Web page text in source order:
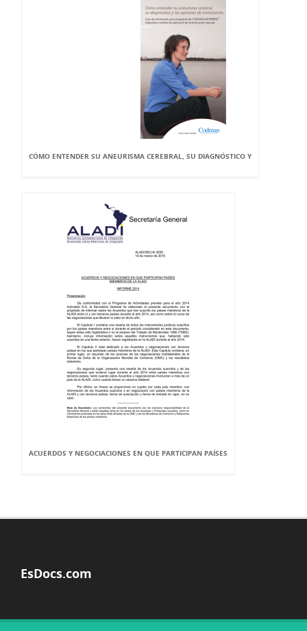
CÓMO ENTENDER SU ANEURISMA CEREBRAL, SU DIAGNÓSTICO Y
ACUERDOS Y NEGOCIACIONES EN QUE PARTICIPAN PAÍSES
EsDocs.com